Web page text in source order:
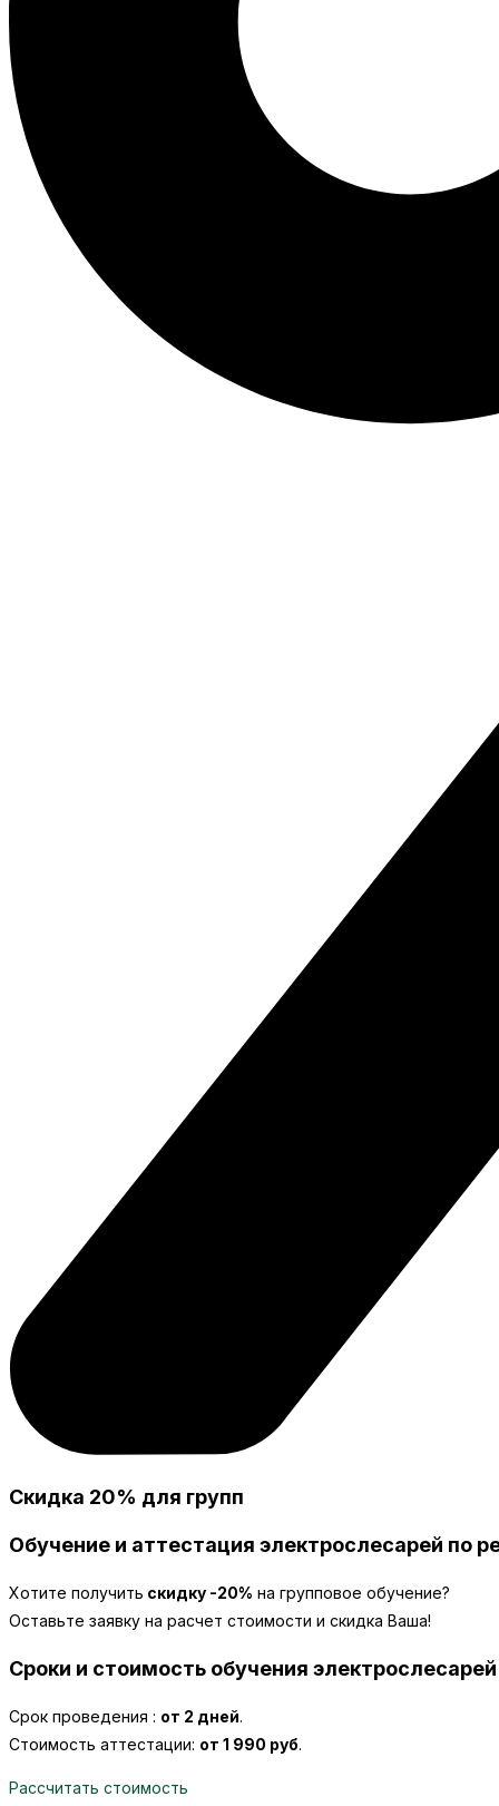
Скидка 20% для групп
Обучение и аттестация электрослесарей по
Хотите получить скидку -20% на групповое обучение?
Оставьте заявку на расчет стоимости и скидка Ваша!
Сроки и стоимость обучения
Срок проведения : от 2 дней.
Стоимость аттестации: от 1 990 руб.
Рассчитать стоимость